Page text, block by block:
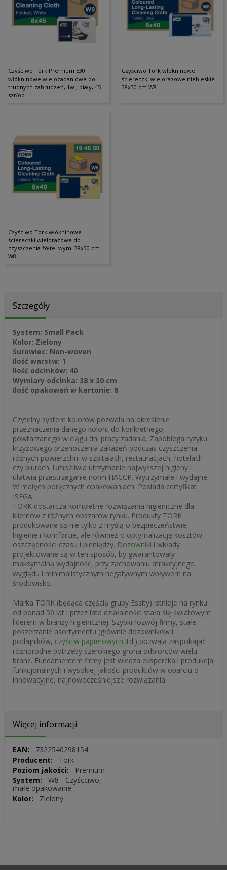
Czyściwo Tork Premium 530
włókninowe wielozadaniowe do
trudnych zabrudzeń, 1w., biały, 45
szt/op
Czyściwo Tork włókninowe
ściereczki wielorazowe niebieskie
38x30 cm W8
Czyściwo Tork włókninowe
ściereczki wielorazowe do
czyszczenia żółte. wym. 38x30 cm.
W8
Szczegóły
System: Small Pack
Kolor: Zielony
Surowiec: Non-woven
Ilość warstw: 1
Ilość odcinków: 40
Wymiary odcinka: 38 x 30 cm
Ilość opakowań w kartonie: 8
Czytelny system kolorów pozwala na określenie
przeznaczenia danego koloru do konkretnego,
powtarzanego w ciągu dni pracy zadania. Zapobiega ryzyku
krzyżowego przenoszenia zakażeń podczas czyszczenia
różnych powierzchni w szpitalach, restauracjach, hotelach
czy biurach. Umożliwia utrzymanie najwyższej higieny i
ułatwia przestrzeganie norm HACCP. Wytrzymałe i wydajne.
W małych poręcznych opakowaniach. Posiada certyfikat
ISEGA.
TORK dostarcza kompletne rozwiązania higieniczne dla
klientów z różnych obszarów rynku. Produkty TORK
produkowane są nie tylko z myślą o bezpieczeństwie,
higienie i komforcie, ale również o optymalizację kosztów,
oszczędności czasu i pieniędzy. Dozowniki i wkłady
projektowane są w ten sposób, by gwarantowały
maksymalną wydajność, przy zachowaniu atrakcyjnego
wyglądu i minimalistycznym negatywnym wpływem na
środowisko.
Marka TORK (będąca częścią grupy Essity) istnieje na rynku
od ponad 50 lat i przez lata działalności stała się światowym
liderem w branży higienicznej. Szybki rozwój firmy, stałe
poszerzanie asortymentu (głównie dozowników i
podajników, czyściw papierowych itd.) pozwala zaspokajać
różnorodne potrzeby szerokiego grona odbiorców wielu
branż. Fundamentem firmy jest wiedza ekspercka i produkcja
funkcjonalnych i wysokiej jakości produktów w oparciu o
innowacyjne, najnowocześniejsze rozwiązania.
Więcej informacji
Więcej
informacji
7322540298154
Tork
Premium
W8 - Czyścciwo,
małe opakowanie
Zielony